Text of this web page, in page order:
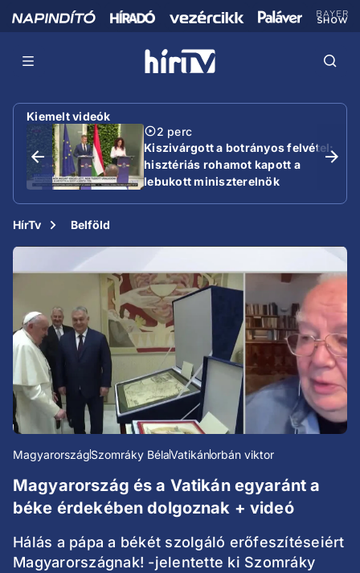
Kiemelt videók
2 perc
Kiszivárgott a botrányos felvétel:
hisztériás rohamot kapott a
lebukott miniszterelnök
HírTv Belföld
MagyarországSzomráky BélaVatikánorbán viktor
Magyarország és a Vatikán egyaránt a
béke érdekében dolgoznak + videó
Hálás a pápa a békét szolgáló erőfeszítéseiért
Magyarországnak! -jelentette ki Szomráky